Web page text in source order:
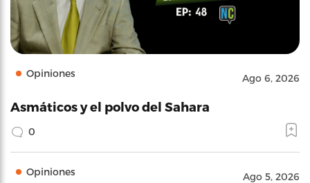
Opiniones Ago 6, 2026
Asmáticos y el polvo del Sahara
0
Opiniones Ago 5, 2026